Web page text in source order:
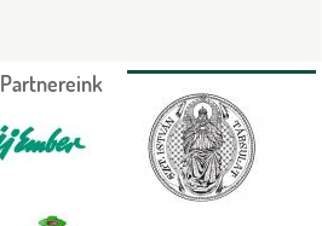
Partnereink